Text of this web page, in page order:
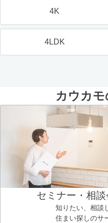
4K
4LDK
カウカ
セミナー・相
知りたい、相談
住まい探しのサ